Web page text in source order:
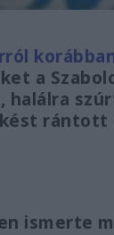
a
halálra
rántott
ismerte